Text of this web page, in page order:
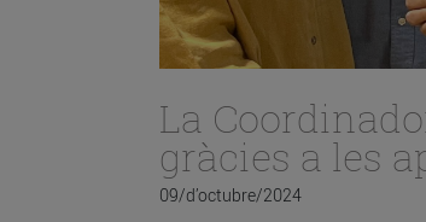
La
gràcies a les
09/d’octubre/2024